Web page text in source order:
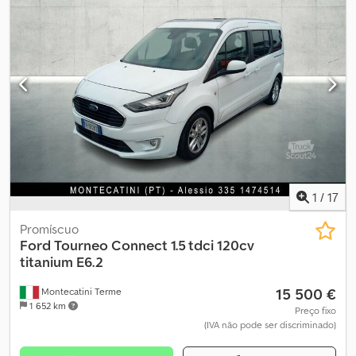
, número de lugares: , Ano de fabrico:
, Equipamento:
ABS, acoplamento de reboque, cabina, controlo de tração
Localização do veículo: Bovenden, espelho retrovisor elétrico,
espelhos aquecidos, janela elétrica à esquerda, janela elétrica à
direita, transmissão manual de 5 marchas, ABS (sistema
antibloqueio), controle de tração (ASR), giroflex, suspensão por
feixe de molas, portas, selo ambiental verde. Superestrutura:
veículo de transporte de passageiros. A venda para empresas ou
para exportação está sujeita a 19% de IVA adicional!
INFORMAÇÕES SOBRE ACESSÓRIOS SUJEITAS A ALTERAÇÕES,
reserva-se o direito de alterações, venda prévia e possíveis erros!
Chedsvhkcmopfx Acyja
1 / 17
Montecatini Terme
1 652 km
Promíscuo
Ford Tourneo Connect 1.5 tdci 120cv
titanium E6.2
15 500 €
Preço fixo
(IVA não pode ser discriminado)